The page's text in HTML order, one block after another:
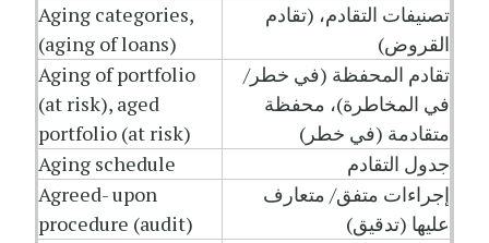
تصنيفات التقادم، (تقادم
القروض)
Aging categories,
(aging of loans)
تقادم المحفظة (في خطر/
في المخاطرة)، محفظة
متقادمة (في خطر)
Aging of portfolio
(at risk), aged
portfolio (at risk)
جدول التقادم
Aging schedule
إجراءات متفق/ متعارف
عليها (تدقيق)
Agreed- upon
procedure (audit)